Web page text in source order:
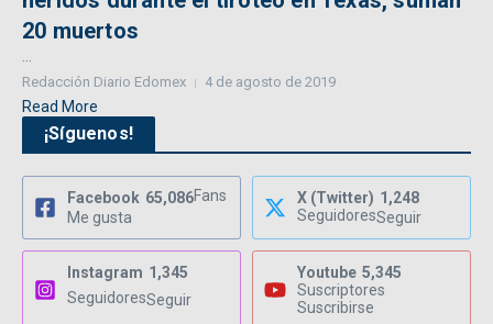
20 muertos
...
Redacción Diario Edomex 4 de agosto de 2019
Read More
¡Síguenos!
Facebook 65,086Fans
Me gusta
X (Twitter) 1,248
SeguidoresSeguir
Instagram 1,345
SeguidoresSeguir
Youtube 5,345
Suscriptores
Suscribirse